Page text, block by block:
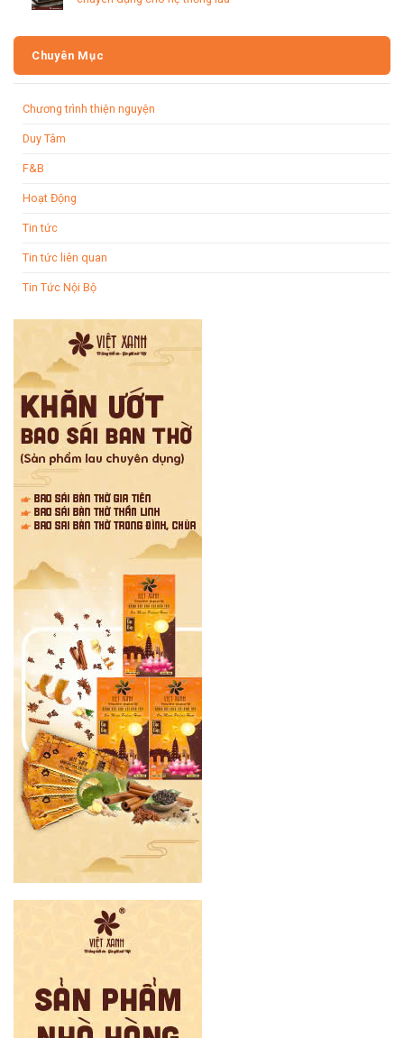
Chuyên Mục
Chương trình thiện nguyện
Duy Tâm
F&B
Hoạt Động
Tin tức
Tin tức liên quan
Tin Tức Nội Bộ